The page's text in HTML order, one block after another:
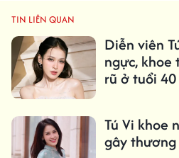
TIN LIÊN QUAN
Diễn viên
ngực, khoe
rũ ở tuổi 40
Tú Vi khoe
gây